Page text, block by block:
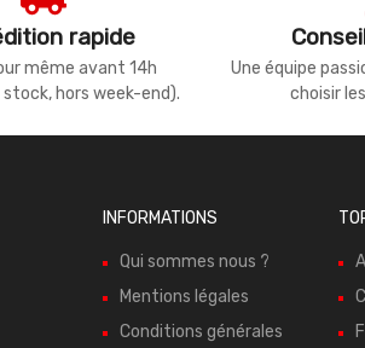
rapide
même avant 14h
hors week-end).
Une équipe
choisir
INFORMATIONS
Qui sommes nous ?
Mentions légales
Conditions générales